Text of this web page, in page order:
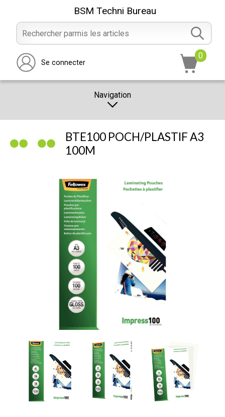
BSM Techni Bureau
Se connecter
0
Navigation
PROMOTION
NOUS CONTACTER
RÉALISATION
BTE100 POCH/PLASTIF A3
100M